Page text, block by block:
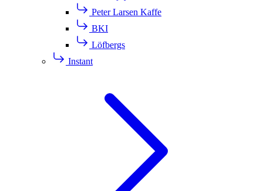
Peter Larsen Kaffe
BKI
Löfbergs
Instant